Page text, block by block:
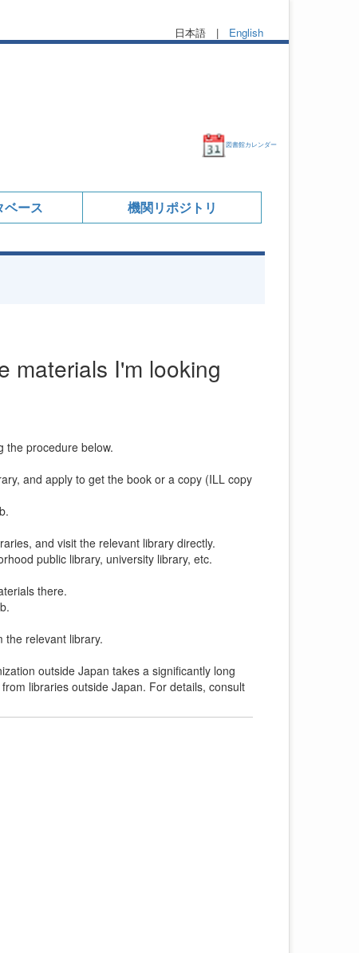
日本語 | English
図書館カレンダー
ベース 機関リポジトリ
I'm looking
the procedure below.
and apply to get the book or a copy (ILL copy
and visit the relevant library directly.
public library, university library, etc.
there.
the relevant library.
outside Japan takes a significantly long
libraries outside Japan. For details, consult